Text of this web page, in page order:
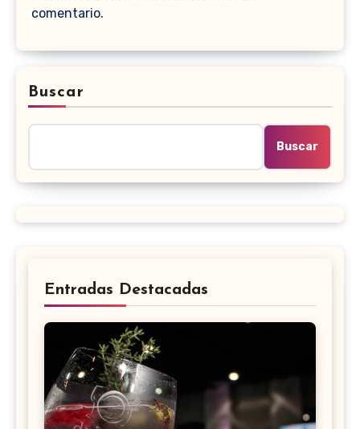
comentario.
Buscar
Buscar
Entradas Destacadas